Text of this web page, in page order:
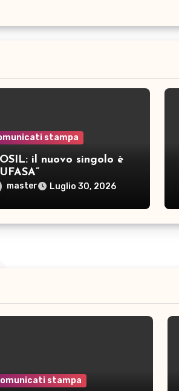
stampa
il nuovo singolo è
master Luglio 30, 2026
stampa